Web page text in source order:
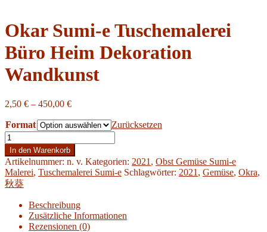
Okar Sumi-e Tuschemalerei
Büro Heim Dekoration
Wandkunst
2,50 € – 450,00 €Preisspanne:
bis
450,00 €
Format
Zurücksetzen
Okar
Sumi-
e
Tuschemalerei
Büro
Heim
Dekoration
Wandkunst
Menge
In den Warenkorb
Artikelnummer: n. v. Kategorien: 2021 , Obst Gemüse Sumi-e
Malerei, Tuschemalerei Sumi-e Schlagwörter: 2021 , Gemüse, Okra,
秋葵
Beschreibung
Zusätzliche Informationen
Rezensionen (0)